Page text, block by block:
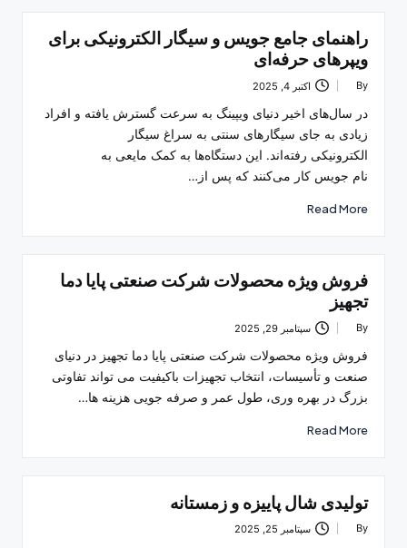
راهنمای جامع جویس و سیگار الکترونیکی برای
ویپرهای حرفه‌ای
Posted
By اکتبر 4, 2025
در سال‌های اخیر دنیای ویپینگ به سرعت گسترش یافته و افراد
زیادی به جای سیگارهای سنتی به سراغ سیگار
الکترونیکی رفته‌اند. این دستگاه‌ها به کمک مایعی به
نام جویس کار می‌کنند که پس از…
Read More
فروش ویژه محصولات شرکت صنعتی پایا دما
تجهیز
Posted
By سپتامبر 29, 2025
فروش ویژه محصولات شرکت صنعتی پایا دما تجهیز در دنیای
صنعت و تأسیسات، انتخاب تجهیزات باکیفیت می ‌تواند تفاوتی
بزرگ در بهره ‌وری، طول عمر و صرفه ‌جویی هزینه ‌ها…
Read More
تولیدی شال پاییزه و زمستانه
Posted
By سپتامبر 25, 2025